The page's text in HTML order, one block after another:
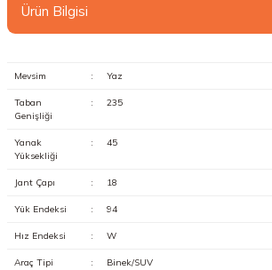
Ürün Bilgisi
Mevsim : Yaz
Taban
Genişliği
: 235
Yanak
Yüksekliği
: 45
Jant Çapı : 18
Yük Endeksi : 94
Hız Endeksi : W
Araç Tipi : Binek/SUV